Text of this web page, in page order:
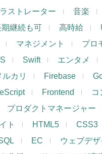
ストレーター 音楽
期継続も可 高時給
マネジメント プロ
Swift エンタメ
ルカリ Firebase
Frontend コ
プロダクトマネージャー
ト HTML5 CSS3
EC ウェブデ